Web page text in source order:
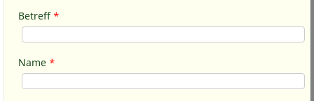
Betreff *
Name *